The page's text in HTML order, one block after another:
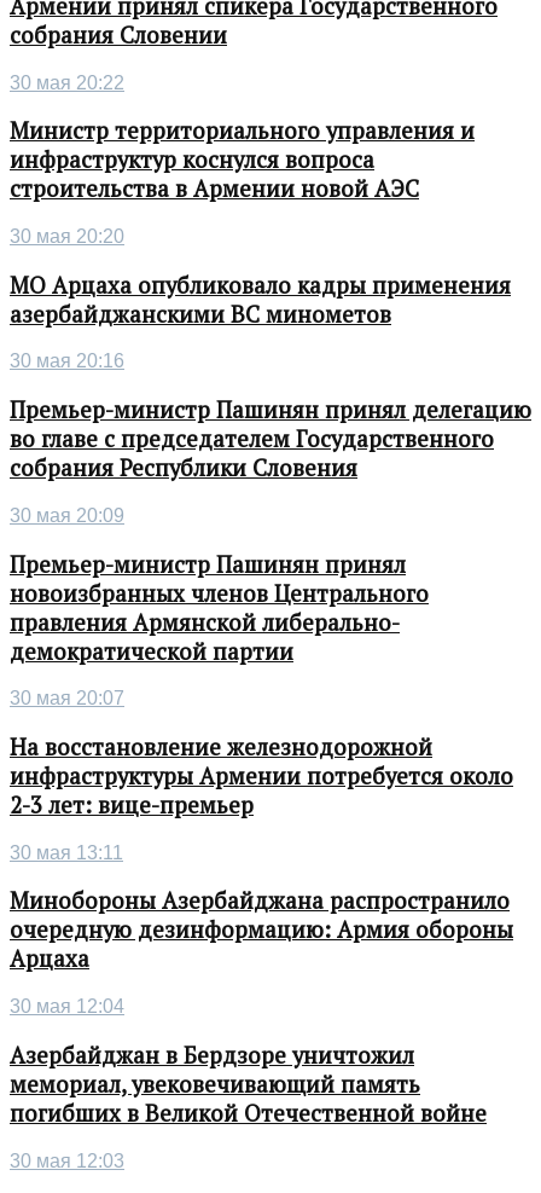
собрания Словении
30 мая 20:22
Министр территориального управления и
инфраструктур коснулся вопроса
строительства в Армении новой АЭС
30 мая 20:20
МО Арцаха опубликовало кадры применения
азербайджанскими ВС минометов
30 мая 20:16
Премьер-министр Пашинян принял делегацию
во главе с председателем Государственного
собрания Республики Словения
30 мая 20:09
Премьер-министр Пашинян принял
новоизбранных членов Центрального
правления Армянской либерально-
демократической партии
30 мая 20:07
На восстановление железнодорожной
инфраструктуры Армении потребуется около
2-3 лет: вице-премьер
30 мая 13:11
Минобороны Азербайджана распространило
очередную дезинформацию: Армия обороны
Арцаха
30 мая 12:04
Азербайджан в Бердзоре уничтожил
мемориал, увековечивающий память
погибших в Великой Отечественной войне
30 мая 12:03